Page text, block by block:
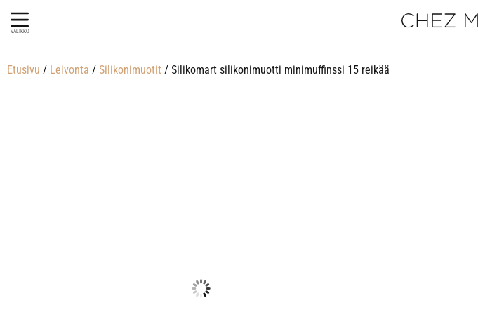
VALIKKO
Etusivu / Leivonta / Silikonimuotit / Silikomart silikonimuotti minimuffinssi 15 reikää